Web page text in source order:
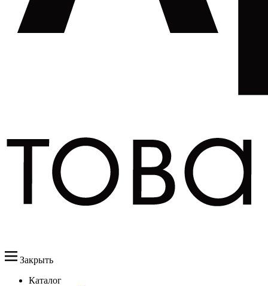
Закрыть
Каталог